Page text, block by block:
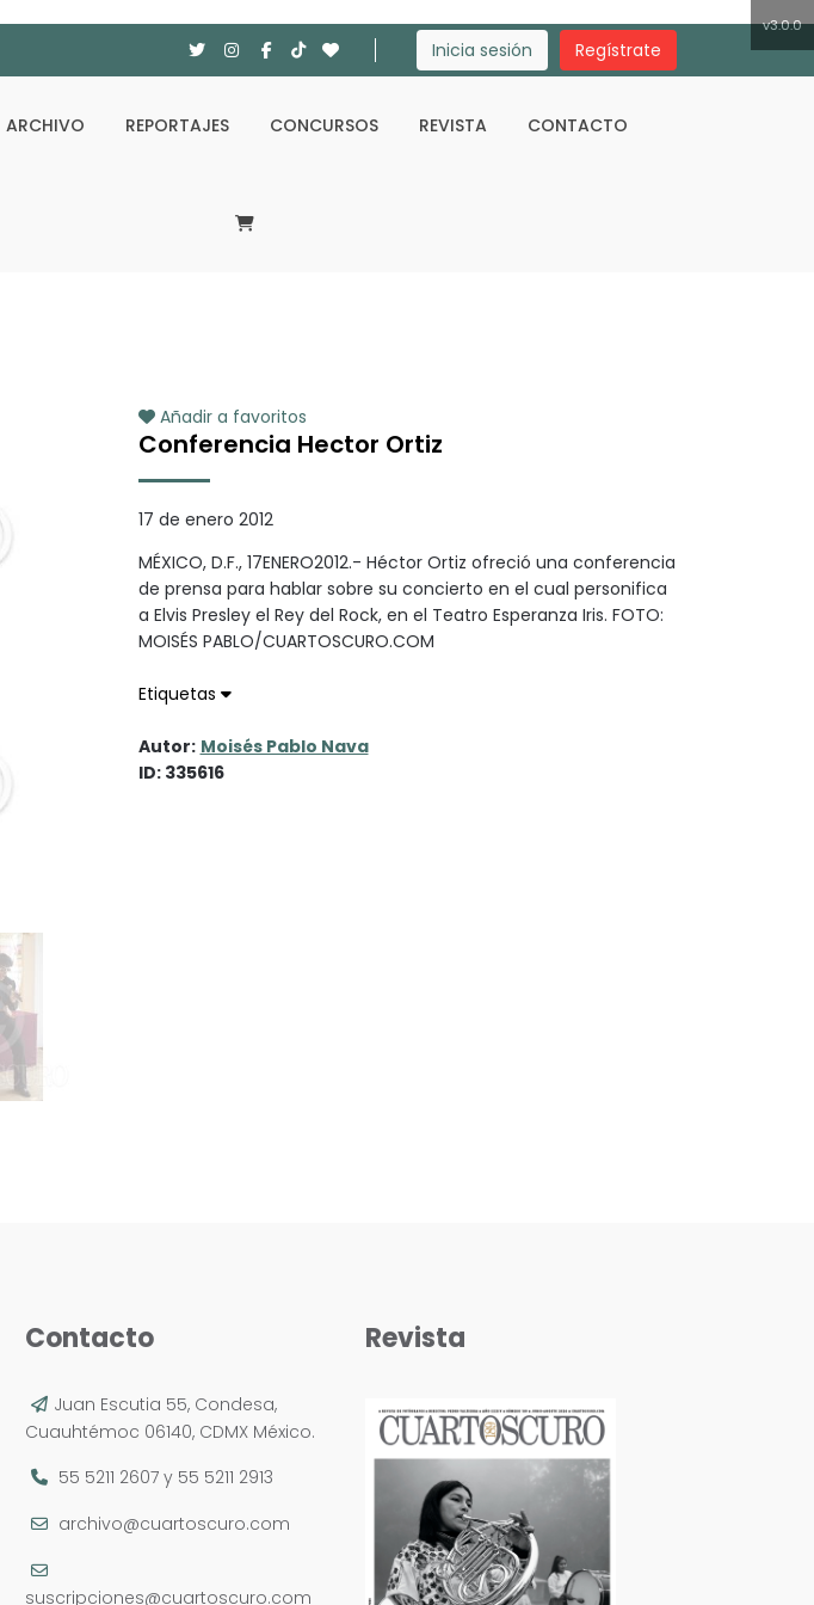
Inicia sesión Regístrate
ARCHIVO REPORTAJES CONCURSOS REVISTA CONTACTO
v3.0.0
Añadir a favoritos
Conferencia Hector Ortiz
17 de enero 2012
MÉXICO, D.F., 17ENERO2012.- Héctor Ortiz ofreció una conferencia
de prensa para hablar sobre su concierto en el cual personifica
a Elvis Presley el Rey del Rock, en el Teatro Esperanza Iris. FOTO:
MOISÉS PABLO/CUARTOSCURO.COM
Etiquetas
Autor: Moisés Pablo Nava
ID: 335616
Contacto
Juan Escutia 55, Condesa,
Cuauhtémoc 06140, CDMX México.
55 5211 2607y 55 5211 2913
archivo@cuartoscuro.com
suscripciones@cuartoscuro.com
Revista